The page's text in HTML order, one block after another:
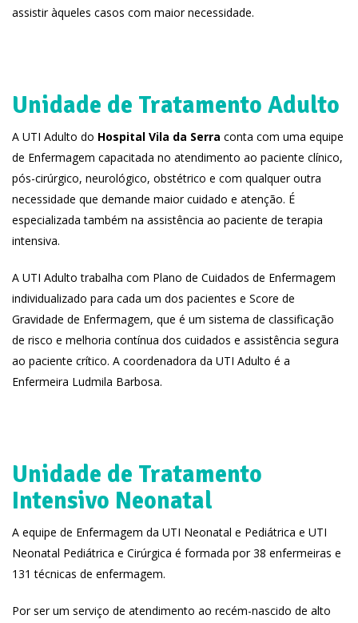
assistir àqueles casos com maior necessidade.
Unidade de Tratamento Adulto
A UTI Adulto do Hospital Vila da Serra conta com uma equipe
de Enfermagem capacitada no atendimento ao paciente clínico,
pós-cirúrgico, neurológico, obstétrico e com qualquer outra
necessidade que demande maior cuidado e atenção. É
especializada também na assistência ao paciente de terapia
intensiva.
A UTI Adulto trabalha com Plano de Cuidados de Enfermagem
individualizado para cada um dos pacientes e Score de
Gravidade de Enfermagem, que é um sistema de classificação
de risco e melhoria contínua dos cuidados e assistência segura
ao paciente crítico. A coordenadora da UTI Adulto é a
Enfermeira Ludmila Barbosa.
Unidade de Tratamento
Intensivo Neonatal
A equipe de Enfermagem da UTI Neonatal e Pediátrica e UTI
Neonatal Pediátrica e Cirúrgica é formada por 38 enfermeiras e
131 técnicas de enfermagem.
Por ser um serviço de atendimento ao recém-nascido de alto